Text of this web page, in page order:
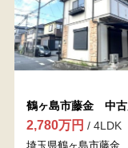
鶴ヶ島市藤金 中古
2,780万円 / 4LDK
埼玉県鶴ヶ島市藤金